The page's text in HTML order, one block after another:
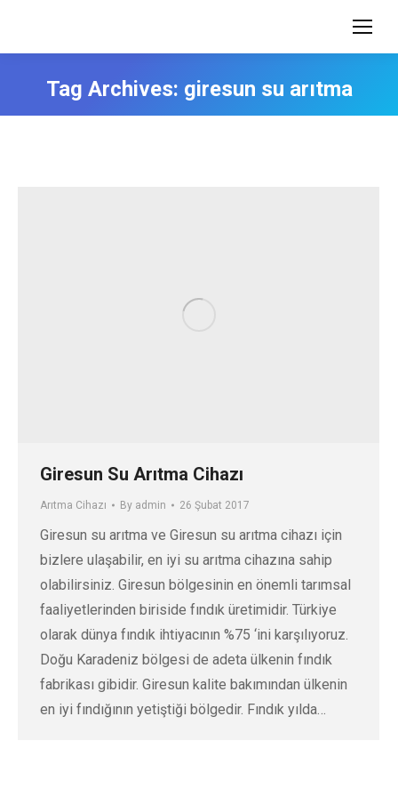
Tag Archives: giresun su arıtma
Giresun Su Arıtma Cihazı
Arıtma Cihazı By admin 26 Şubat 2017
Giresun su arıtma ve Giresun su arıtma cihazı için
bizlere ulaşabilir, en iyi su arıtma cihazına sahip
olabilirsiniz. Giresun bölgesinin en önemli tarımsal
faaliyetlerinden biriside fındık üretimidir. Türkiye
olarak dünya fındık ihtiyacının %75 ‘ini karşılıyoruz.
Doğu Karadeniz bölgesi de adeta ülkenin fındık
fabrikası gibidir. Giresun kalite bakımından ülkenin
en iyi fındığının yetiştiği bölgedir. Fındık yılda…